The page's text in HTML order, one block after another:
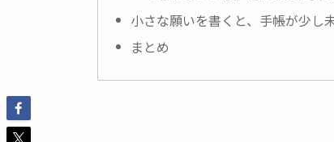
小さな願いを書くと、手帳が少し
まとめ